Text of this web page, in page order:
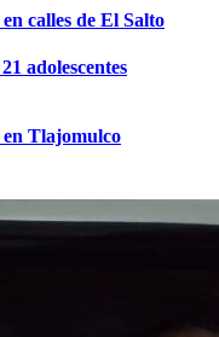
calles de El Salto
adolescentes
en Tlajomulco